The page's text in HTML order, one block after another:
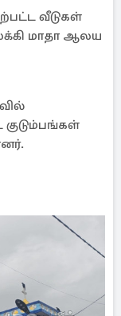
வீடுகள்
மாதா ஆலய